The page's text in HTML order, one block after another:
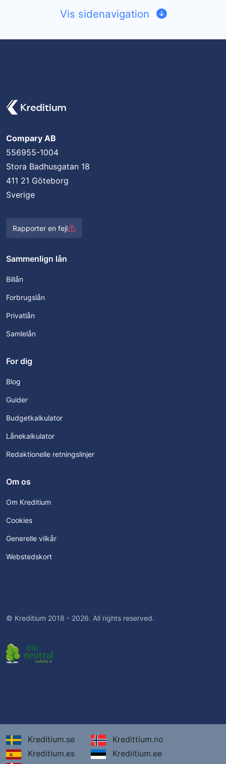
Vis sidenavigation
Compary AB
556955-1004
Stora Badhusgatan 18
411 21 Göteborg
Sverige
Rapporter en fejl
Sammenlign lån
Billån
Forbrugslån
Privatlån
Samlelån
For dig
Blog
Guider
Budgetkalkulator
Lånekalkulator
Redaktionelle retningslinjer
Om os
Om Kreditium
Cookies
Generelle vilkår
Webstedskort
© Kreditium 2018 - 2026. All rights reserved.
Kreditium.se
Kredittium.no
Kreditium.es
Krediitium.ee